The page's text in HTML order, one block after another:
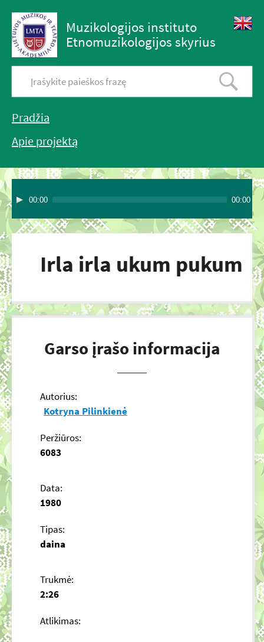
Muzikologijos instituto
Etnomuzikologijos skyrius
Pradžia
Apie projektą
00:00 00:00
Irla irla ukum pukum
Garso įrašo informacija
Autorius:
Kotryna Pilinkienė
Peržiūros:
6083
Data:
1980
Tipas:
daina
Trukmė:
2:26
Atlikimas: